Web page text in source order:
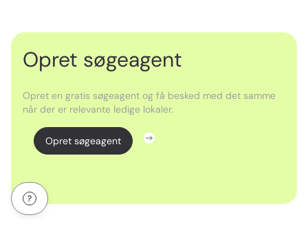
Opret søgeagent
Opret en gratis søgeagent og få besked med det samme
når der er relevante ledige lokaler.
Opret søgeagent